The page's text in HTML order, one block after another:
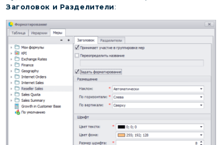
Заголовок и Разделители: